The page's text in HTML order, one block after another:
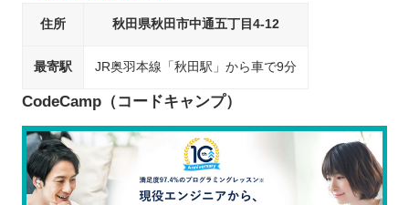
住所 秋田県秋田市中通五丁目4-12
最寄駅 JR奥羽本線「秋田駅」から車で9分
CodeCamp（コードキャンプ）